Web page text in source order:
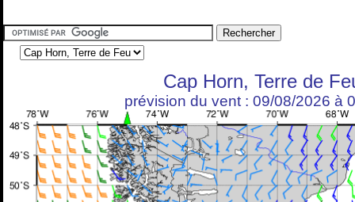
Cap Horn, Terre de
prévision du vent : 09/08/2026 à